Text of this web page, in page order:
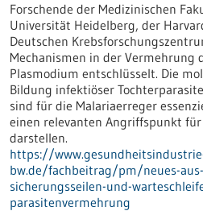
Forschende der Medizinischen
Universität Heidelberg, der
Deutschen
Mechanismen in der Vermehrung
Plasmodium entschlüsselt. Die
Bildung infektiöser
sind für die Malariaerreger
einen relevanten Angriffspunkt
darstellen.
https://
bw.de/fachbeitrag/pm/neues-
sicherungsseilen-und-
parasitenvermehrung